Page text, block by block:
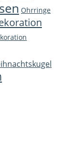
Ohrringe